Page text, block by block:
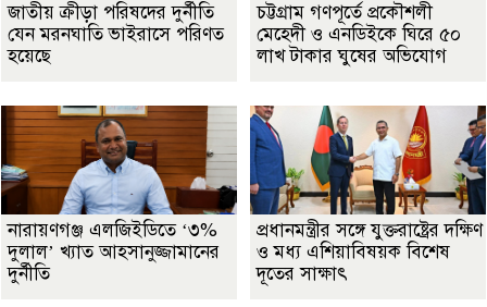
জাতীয় ক্রীড়া পরিষদের দুর্নীতি
যেন মরনঘাতি ভাইরাসে পরিণত
হয়েছে
চট্টগ্রাম গণপূর্তে প্রকৌশলী
মেহেদী ও এনডিইকে ঘিরে ৫০
লাখ টাকার ঘুষের অভিযোগ
নারায়ণগঞ্জ এলজিইডিতে ‘৩%
দুলাল’ খ্যাত আহসানুজ্জামানের
দুর্নীতি
প্রধানমন্ত্রীর সঙ্গে যুক্তরাষ্ট্রের দক্ষিণ
ও মধ্য এশিয়াবিষয়ক বিশেষ
দূতের সাক্ষাৎ